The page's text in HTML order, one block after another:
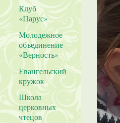
Клуб
«Парус»
Молодежное
объединение
«Верность»
Евангельский
кружок
Школа
церковных
чтецов